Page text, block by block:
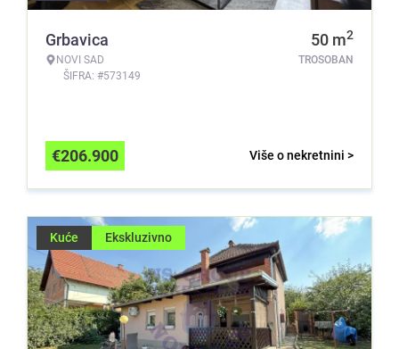
Grbavica
NOVI SAD
ŠIFRA: #573149
50 m2
TROSOBAN
Više o nekretnini >
€206.900
Kuće Ekskluzivno